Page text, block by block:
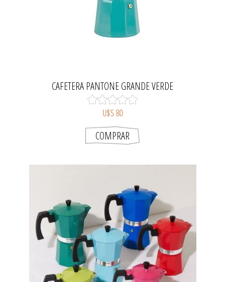
CAFETERA PANTONE GRANDE VERDE
U$S 80